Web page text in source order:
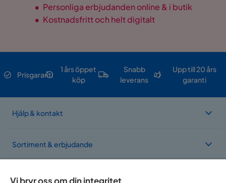
• Personliga erbjudanden online & i butik
• Kostnadsfritt och helt digitalt
Prisgaranti
1 års öppet
köp
Snabb
leverans
Upp till 20 års
garanti
Hjälp & kontakt
Sortiment & erbjudande
Vi bryr oss om din integritet